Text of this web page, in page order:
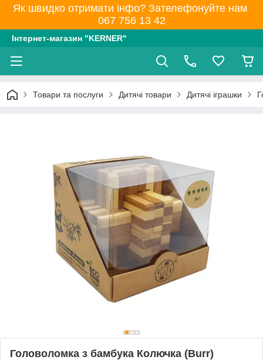
Як швидко отримати інфо? Зателефонуйте нам
067 756 13 42
Інтернет-магазин "KERNER"
Товари та послуги Дитячі товари Дитячі іграшки
Головоломка з бамбука Колючка (Burr)